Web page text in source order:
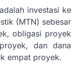
investasi ke
(MTN) sebesar
obligasi proyek
dan dana
empat proyek.